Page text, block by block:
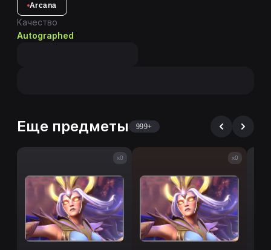
Arcana
Качество
Autographed
Еще предметы 999+
x0 x0